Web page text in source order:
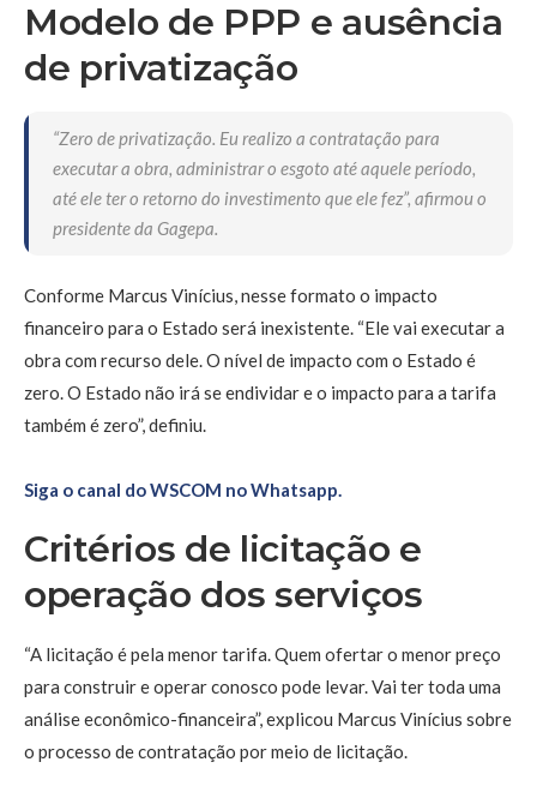
Modelo de PPP e ausência
de privatização
“Zero de privatização. Eu realizo a contratação para
executar a obra, administrar o esgoto até aquele período,
até ele ter o retorno do investimento que ele fez”, afirmou o
presidente da Gagepa.
Conforme Marcus Vinícius, nesse formato o impacto
financeiro para o Estado será inexistente. “Ele vai executar a
obra com recurso dele. O nível de impacto com o Estado é
zero. O Estado não irá se endividar e o impacto para a tarifa
também é zero”, definiu.
Siga o canal do WSCOM no Whatsapp.
Critérios de licitação e
operação dos serviços
“A licitação é pela menor tarifa. Quem ofertar o menor preço
para construir e operar conosco pode levar. Vai ter toda uma
análise econômico-financeira”, explicou Marcus Vinícius sobre
o processo de contratação por meio de licitação.